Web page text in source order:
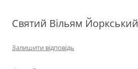
Святий Вільям Йоркський
Залишити відповідь